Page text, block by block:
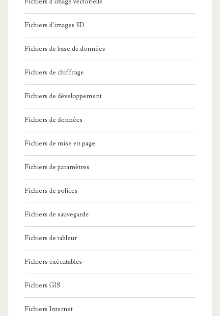
Fichiers d'image vectorielle
Fichiers d'images 3D
Fichiers de base de données
Fichiers de chiffrage
Fichiers de développement
Fichiers de données
Fichiers de mise en page
Fichiers de paramètres
Fichiers de polices
Fichiers de sauvegarde
Fichiers de tableur
Fichiers exécutables
Fichiers GIS
Fichiers Internet